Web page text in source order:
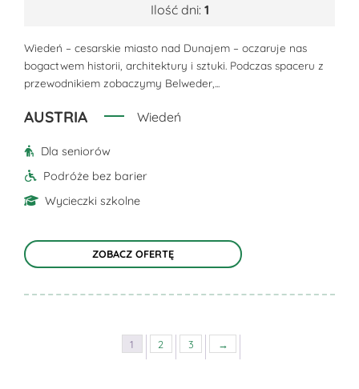
można
wybrać
na
stronie
Ilość dni: 1
Wiedeń – cesarskie miasto nad Dunajem – oczaruje nas
bogactwem historii, architektury i sztuki. Podczas spaceru z
przewodnikiem zobaczymy Belweder,...
AUSTRIA Wiedeń
Dla seniorów
Podróże bez barier
Wycieczki szkolne
ZOBACZ OFERTĘ
1 2 3 →